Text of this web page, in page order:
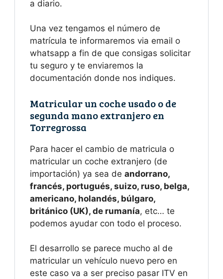
a diario.
Una vez tengamos el número de
matrícula te informaremos via email o
whatsapp a fin de que consigas solicitar
tu seguro y te enviaremos la
documentación donde nos indiques.
Matricular un coche usado o de
segunda mano extranjero en
Torregrossa
Para hacer el cambio de matricula o
matricular un coche extranjero (de
importación) ya sea de andorrano,
francés, portugués, suizo, ruso, belga,
americano, holandés, búlgaro,
británico (UK), de rumanía, etc… te
podemos ayudar con todo el proceso.
El desarrollo se parece mucho al de
matricular un vehículo nuevo pero en
este caso va a ser preciso pasar ITV en